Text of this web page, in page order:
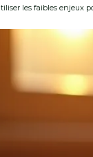
les faibles enjeux